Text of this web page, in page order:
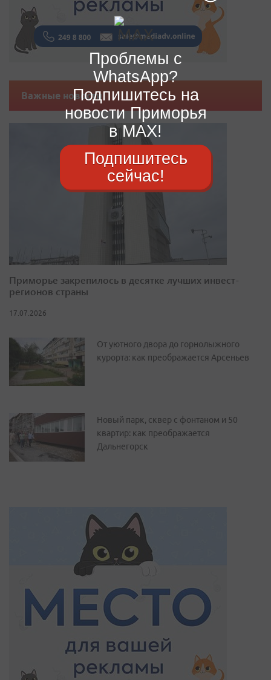
Важные новости
Приморье закрепилось в десятке лучших инвест-
регионов страны
17.07.2026
От уютного двора до горнолыжного
курорта: как преображается Арсеньев
Новый парк, сквер с фонтаном и 50
квартир: как преображается
Дальнегорск
Проблемы с
WhatsApp?
Подпишитесь на
новости Приморья
в MAX!
Подпишитесь
сейчас!